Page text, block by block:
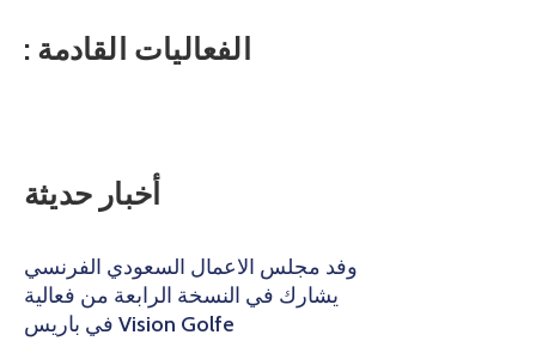
الفعاليات القادمة :
أخبار حديثة
وفد مجلس الأعمال السعودي الفرنسي
يشارك في النسخة الرابعة من فعالية
Vision Golfe في باريس